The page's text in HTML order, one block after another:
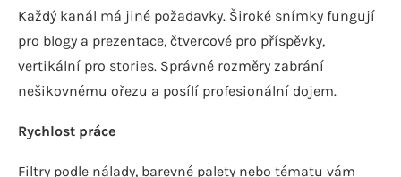
Každý kanál má jiné požadavky. Široké snímky fungují
pro blogy a prezentace, čtvercové pro příspěvky,
vertikální pro stories. Správné rozměry zabrání
nešikovnému ořezu a posílí profesionální dojem.
Rychlost práce
Filtry podle nálady, barevné palety nebo tématu vám